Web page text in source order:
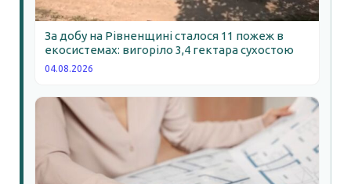
За добу на Рівненщині сталося 11 пожеж в
екосистемах: вигоріло 3,4 гектара сухостою
04.08.2026